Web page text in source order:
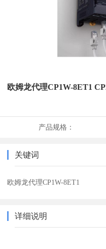
欧姆龙代理CP1W-8ET1
产品规格：
关键词
欧姆龙代理CP1W-8ET1
详细说明